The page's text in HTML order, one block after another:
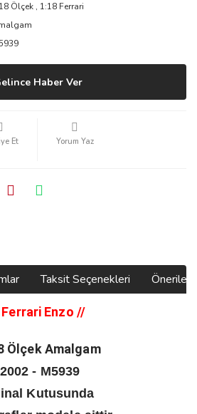
Ölçek , 1:18 Ferrari
Haber Ver
Et Yorum Yaz
Taksit Seçenekleri
Enzo //
Ölçek Amalgam
- M5939
Kutusunda